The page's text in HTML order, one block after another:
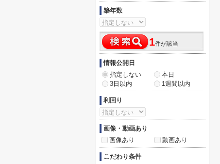
築年数
1件が該当
情報公開日
指定しない
本日
3日以内
1週間以内
利回り
画像・動画あり
画像あり
動画あり
こだわり条件